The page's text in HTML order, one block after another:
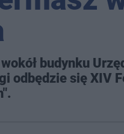
budynku
odbędzie się XIV